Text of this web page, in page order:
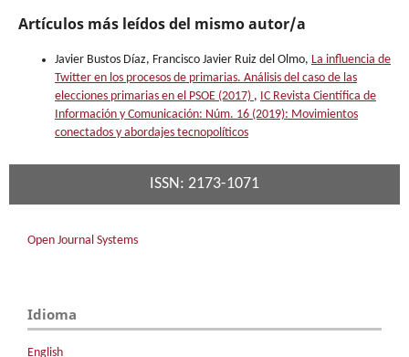
Artículos más leídos del mismo autor/a
Javier Bustos Díaz, Francisco Javier Ruiz del Olmo, La influencia de
Twitter en los procesos de primarias. Análisis del caso de las
elecciones primarias en el PSOE (2017) , IC Revista Científica de
Información y Comunicación: Núm. 16 (2019): Movimientos
conectados y abordajes tecnopolíticos
ISSN: 2173-1071
Open Journal Systems
Idioma
English